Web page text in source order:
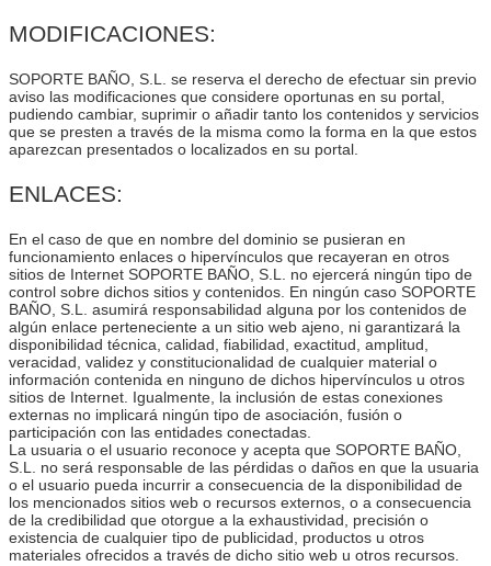
MODIFICACIONES:
SOPORTE BAÑO, S.L. se reserva el derecho de efectuar sin previo
aviso las modificaciones que considere oportunas en su portal,
pudiendo cambiar, suprimir o añadir tanto los contenidos y servicios
que se presten a través de la misma como la forma en la que estos
aparezcan presentados o localizados en su portal.
ENLACES:
En el caso de que en nombre del dominio se pusieran en
funcionamiento enlaces o hipervínculos que recayeran en otros
sitios de Internet SOPORTE BAÑO, S.L. no ejercerá ningún tipo de
control sobre dichos sitios y contenidos. En ningún caso SOPORTE
BAÑO, S.L. asumirá responsabilidad alguna por los contenidos de
algún enlace perteneciente a un sitio web ajeno, ni garantizará la
disponibilidad técnica, calidad, fiabilidad, exactitud, amplitud,
veracidad, validez y constitucionalidad de cualquier material o
información contenida en ninguno de dichos hipervínculos u otros
sitios de Internet. Igualmente, la inclusión de estas conexiones
externas no implicará ningún tipo de asociación, fusión o
participación con las entidades conectadas.
La usuaria o el usuario reconoce y acepta que SOPORTE BAÑO,
S.L. no será responsable de las pérdidas o daños en que la usuaria
o el usuario pueda incurrir a consecuencia de la disponibilidad de
los mencionados sitios web o recursos externos, o a consecuencia
de la credibilidad que otorgue a la exhaustividad, precisión o
existencia de cualquier tipo de publicidad, productos u otros
materiales ofrecidos a través de dicho sitio web u otros recursos.